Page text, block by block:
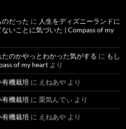
だった に 人生をディズニーランドに
いことに気づいた | Compass of my
のかやっとわかった気がする に もし
of my heart より
有機栽培 に えねあや より
有機栽培 に 栗気んでぃ より
有機栽培 に えねあや より